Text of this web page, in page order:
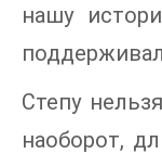
нашу
Степу
наоборот,